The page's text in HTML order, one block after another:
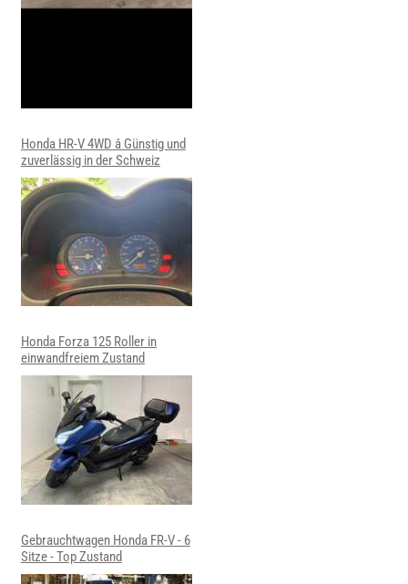
Honda HR-V 4WD â Günstig und
zuverlässig in der Schweiz
Honda Forza 125 Roller in
einwandfreiem Zustand
Gebrauchtwagen Honda FR-V - 6
Sitze - Top Zustand